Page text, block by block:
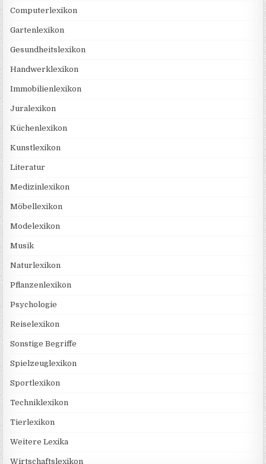
Computerlexikon
Gartenlexikon
Gesundheitslexikon
Handwerklexikon
Immobilienlexikon
Juralexikon
Küchenlexikon
Kunstlexikon
Literatur
Medizinlexikon
Möbellexikon
Modelexikon
Musik
Naturlexikon
Pflanzenlexikon
Psychologie
Reiselexikon
Sonstige Begriffe
Spielzeuglexikon
Sportlexikon
Techniklexikon
Tierlexikon
Weitere Lexika
Wirtschaftslexikon